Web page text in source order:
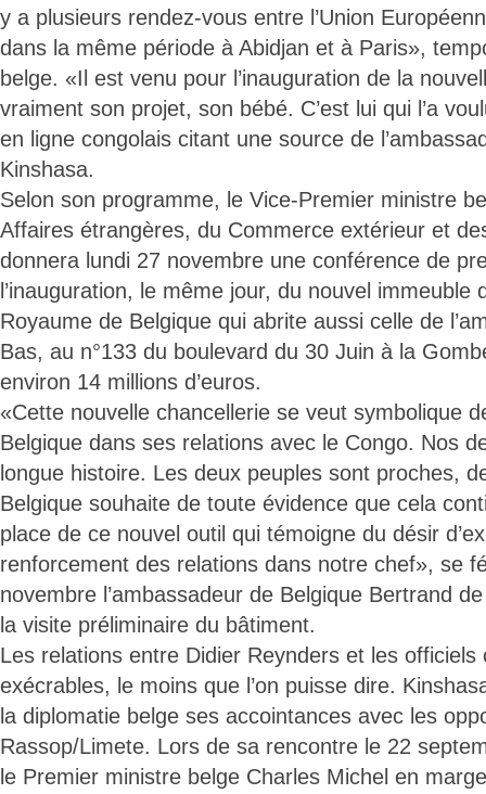
y a plusieurs rendez-vous entre l’Union
dans la même période à Abidjan et à Paris»,
belge. «Il est venu pour l’inauguration de la
vraiment son projet, son bébé. C’est lui qui l’a
en ligne congolais citant une source de
Kinshasa.
Selon son programme, le Vice-Premier ministre
Affaires étrangères, du Commerce extérieur et
donnera lundi 27 novembre une conférence de
l’inauguration, le même jour, du nouvel immeuble
Royaume de Belgique qui abrite aussi celle de
Bas, au n°133 du boulevard du 30 Juin à la
environ 14 millions d’euros.
«Cette nouvelle chancellerie se veut symbolique
Belgique dans ses relations avec le Congo. Nos
longue histoire. Les deux peuples sont proches,
Belgique souhaite de toute évidence que cela
place de ce nouvel outil qui témoigne du désir
renforcement des relations dans notre chef», se
novembre l’ambassadeur de Belgique Bertrand
la visite préliminaire du bâtiment.
Les relations entre Didier Reynders et les officiels
exécrables, le moins que l’on puisse dire.
la diplomatie belge ses accointances avec les
Rassop/Limete. Lors de sa rencontre le 22
le Premier ministre belge Charles Michel en